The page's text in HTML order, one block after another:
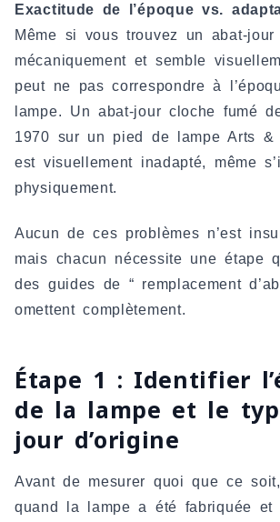
Exactitude de l’époque vs.
Même si vous trouvez un abat-jour
mécaniquement et semble
peut ne pas correspondre à
lampe. Un abat-jour cloche fumé
1970 sur un pied de lampe Arts &
est visuellement inadapté, même
physiquement.
Aucun de ces problèmes n’est
mais chacun nécessite une étape
des guides de “ remplacement
omettent complètement.
Étape 1 : Identifier
de la lampe et le
jour d’origine
Avant de mesurer quoi que ce
quand la lampe a été fabriquée et